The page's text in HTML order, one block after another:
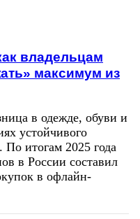
владельцам
максимум из
в одежде, обуви и
устойчивого
итогам 2025 года
в России составил
в офлайн-